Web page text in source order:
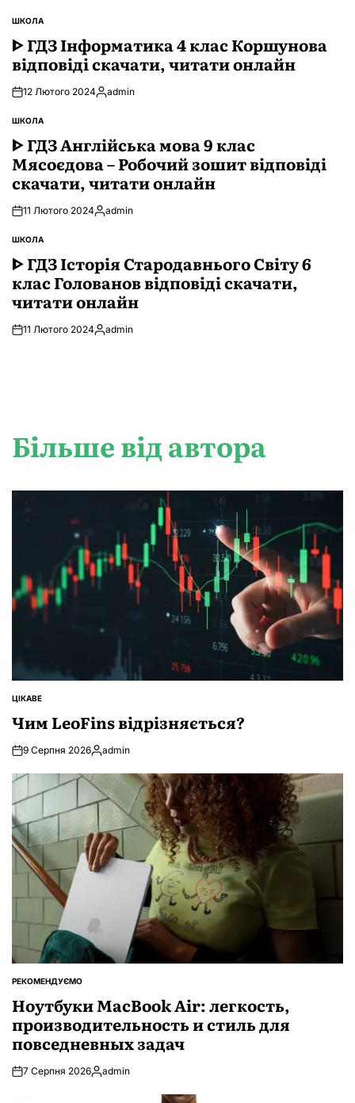
ОПУБЛІКУВАТИ
У
ШКОЛА
ᐈ ГДЗ Інформатика 4 клас Коршунова
відповіді скачати, читати онлайн
12 Лютого 2024Опубліковано
admin
ОПУБЛІКУВАТИ
У
ШКОЛА
ᐈ ГДЗ Англійська мова 9 клас
Мясоєдова – Робочий зошит відповіді
скачати, читати онлайн
11 Лютого 2024Опубліковано
admin
ОПУБЛІКУВАТИ
У
ШКОЛА
ᐈ ГДЗ Історія Стародавнього Свiту 6
клас Голованов відповіді скачати,
читати онлайн
11 Лютого 2024Опубліковано
admin
Більше від автора
ОПУБЛІКУВАТИ
ЦІКАВЕ
Чим LeoFins відрізняється?
9 Серпня 2026Опубліковано
admin
ОПУБЛІКУВАТИ
РЕКОМЕНДУЄМО
Ноутбуки MacBook Air: легкость,
производительность и стиль для
повседневных задач
7 Серпня 2026Опубліковано
admin